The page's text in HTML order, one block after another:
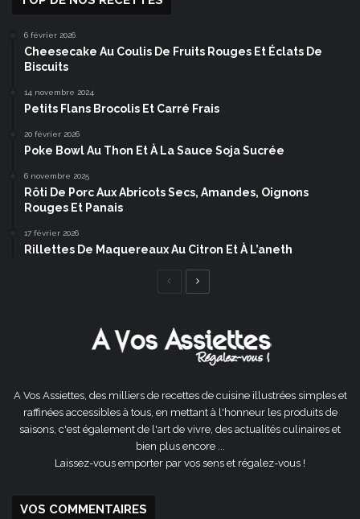
6 février 2026
Cheesecake Au Coulis De Fruits Rouges Et Éclats De
Biscuits
14 novembre 2024
Petits Flans Brocolis Et Carré Frais
20 février 2026
Poke Bowl Au Thon Et À La Sauce Soja Sucrée
6 novembre 2025
Rôti De Porc Aux Abricots Secs, Amandes, Oignons
Rouges Et Panais
17 février 2026
Rillettes De Maquereaux Au Citron Et À L’aneth
Page
A Vos Assiettes, des milliers de recettes de cuisine illustrées simples et
raffinées accessibles à tous, en mettant à l'honneur les produits de
saisons, c'est également de l'art de vivre, des actualités culinaires et
bien plus encore ...
Laissez-vous emporter par vos sens et régalez-vous !
VOS COMMENTAIRES